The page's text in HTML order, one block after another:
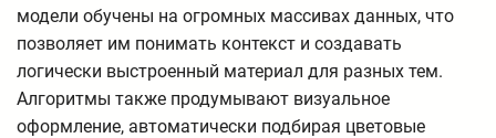
модели обучены на огромных массивах данных, что
позволяет им понимать контекст и создавать
логически выстроенный материал для разных тем.
Алгоритмы также продумывают визуальное
оформление, автоматически подбирая цветовые